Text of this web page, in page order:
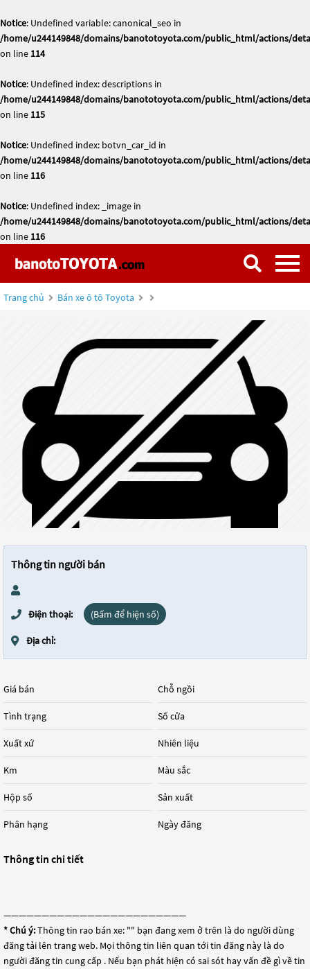
Notice: Undefined variable: canonical_seo in
/home/u244149848/domains/banototoyota.com/public_html/actions/
on line 114
Notice: Undefined index: descriptions in
/home/u244149848/domains/banototoyota.com/public_html/actions/
on line 115
Notice: Undefined index: botvn_car_id in
/home/u244149848/domains/banototoyota.com/public_html/actions/
on line 116
Notice: Undefined index: _image in
/home/u244149848/domains/banototoyota.com/public_html/actions/
on line 116
Trang chủ Bán xe ô tô Toyota
Thông tin người bán
Điện thoại: (Bấm để hiện số)
Địa chỉ:
Giá bán
Tình trạng
Xuất xứ
Km
Hộp số
Phân hạng
Chỗ ngồi
Số cửa
Nhiên liệu
Màu sắc
Sản xuất
Ngày đăng
Thông tin chi tiết
————————————————————————
* Chú ý:Thông tin rao bán xe: "" bạn đang xem ở trên là do người dùng
đăng tải lên trang web. Mọi thông tin liên quan tới tin đăng này là do
người đăng tin cung cấp . Nếu bạn phát hiện có sai sót hay vấn đề gì về tin